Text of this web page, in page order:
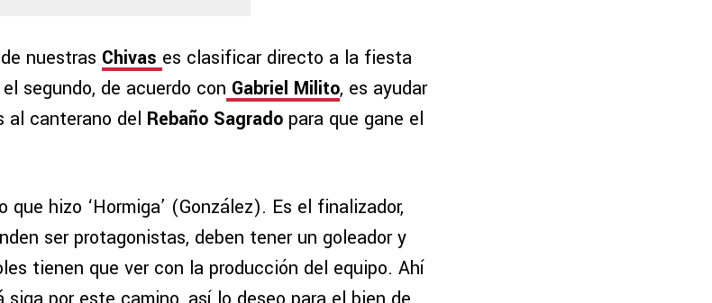
nuestras Chivas es clasificar directo a la fiesta
segundo, de acuerdo con Gabriel Milito, es ayudar
al canterano del Rebaño Sagrado para que gane el
hizo ‘Hormiga’ (González). Es el finalizador,
ser protagonistas, deben tener un goleador y
tienen que ver con la producción del equipo. Ahí